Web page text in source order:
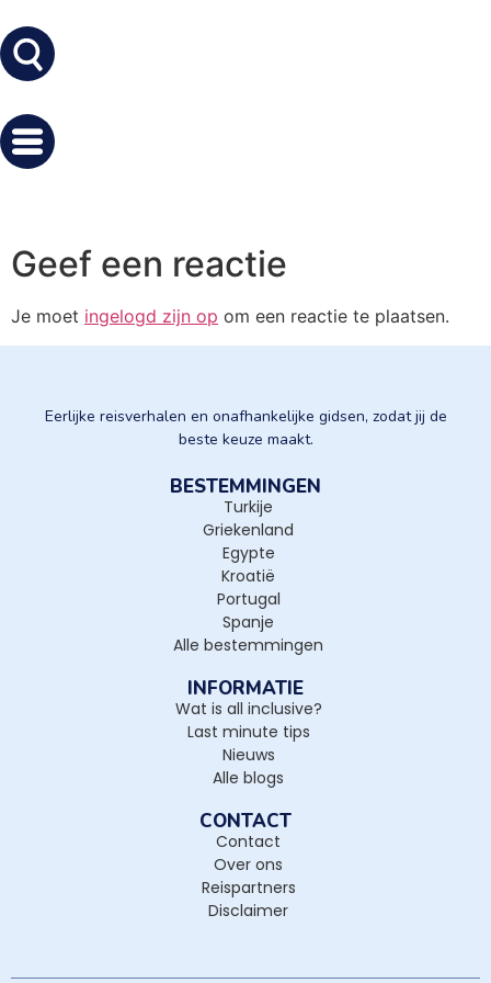
Geef een reactie
Je moet ingelogd zijn op om een reactie te plaatsen.
Eerlijke reisverhalen en onafhankelijke gidsen, zodat jij de
beste keuze maakt.
BESTEMMINGEN
Turkije
Griekenland
Egypte
Kroatië
Portugal
Spanje
Alle bestemmingen
INFORMATIE
Wat is all inclusive?
Last minute tips
Nieuws
Alle blogs
CONTACT
Contact
Over ons
Reispartners
Disclaimer